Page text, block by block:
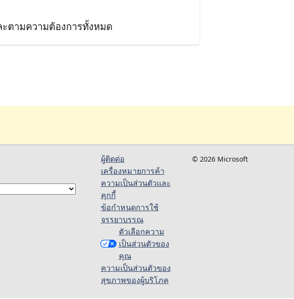
ตามความต้องการทั้งหมด
ผู้ติดต่อ
เครื่องหมายการค้า
ความเป็นส่วนตัวและ
คุกกี้
ข้อกำหนดการใช้
จรรยาบรรณ
ตัวเลือกความ
เป็นส่วนตัวของ
คุณ
ความเป็นส่วนตัวของ
สุขภาพของผู้บริโภค
© 2026 Microsoft